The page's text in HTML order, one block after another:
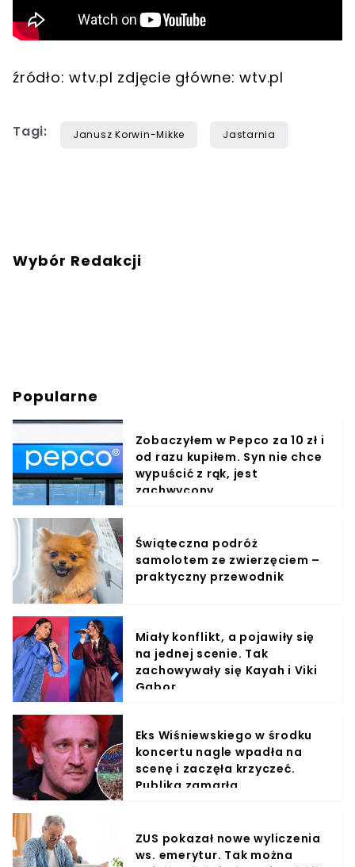
źródło: wtv.pl zdjęcie główne: wtv.pl
Tagi: Janusz Korwin-Mikke Jastarnia
Wybór Redakcji
Popularne
Zobaczyłem w Pepco za 10 zł i
od razu kupiłem. Syn nie chce
wypuścić z rąk, jest
zachwycony
Świąteczna podróż
samolotem ze zwierzęciem –
praktyczny przewodnik
Miały konflikt, a pojawiły się
na jednej scenie. Tak
zachowywały się Kayah i Viki
Gabor
Eks Wiśniewskiego w środku
koncertu nagle wpadła na
scenę i zaczęła krzyczeć.
Publika zamarła
ZUS pokazał nowe wyliczenia
ws. emerytur. Tak można